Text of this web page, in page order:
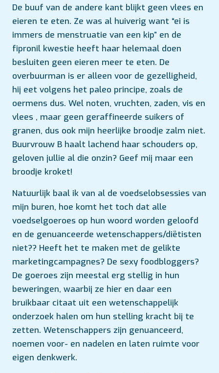
De buuf van de andere kant blijkt geen vlees en
eieren te eten. Ze was al huiverig want “ei is
immers de menstruatie van een kip” en de
fipronil kwestie heeft haar helemaal doen
besluiten geen eieren meer te eten. De
overbuurman is er alleen voor de gezelligheid,
hij eet volgens het paleo principe, zoals de
oermens dus. Wel noten, vruchten, zaden, vis en
vlees , maar geen geraffineerde suikers of
granen, dus ook mijn heerlijke broodje zalm niet.
Buurvrouw B haalt lachend haar schouders op,
geloven jullie al die onzin? Geef mij maar een
broodje kroket!
Natuurlijk baal ik van al de voedselobsessies van
mijn buren, hoe komt het toch dat alle
voedselgoeroes op hun woord worden geloofd
en de genuanceerde wetenschappers/diëtisten
niet?? Heeft het te maken met de gelikte
marketingcampagnes? De sexy foodbloggers?
De goeroes zijn meestal erg stellig in hun
beweringen, waarbij ze hier en daar een
bruikbaar citaat uit een wetenschappelijk
onderzoek halen om hun stelling kracht bij te
zetten. Wetenschappers zijn genuanceerd,
noemen voor- en nadelen en laten ruimte voor
eigen denkwerk.